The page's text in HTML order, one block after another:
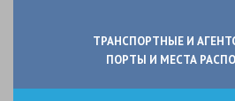
ТРАНСПОРТНЫЕ И
ПОРТЫ И МЕСТА